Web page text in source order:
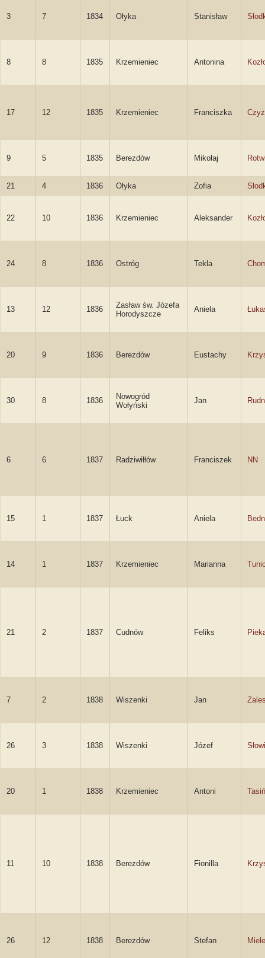
3 7 1834 Ołyka Stanisław
8 8 1835 Krzemieniec Antonina
17 12 1835 Krzemieniec Franciszka
9 5 1835 Berezdów Mikołaj
21 4 1836 Ołyka Zofia
22 10 1836 Krzemieniec Aleksander
24 8 1836 Ostróg Tekla
13 12 1836
Zasław św. Józefa
Horodyszcze
Aniela
20 9 1836 Berezdów Eustachy
30 8 1836
Nowogród
Wołyński
Jan
6 6 1837 Radziwiłłów Franciszek NN
15 1 1837 Łuck Aniela
14 1 1837 Krzemieniec Marianna
21 2 1837 Cudnów Feliks
7 2 1838 Wiszenki Jan
26 3 1838 Wiszenki Józef
20 1 1838 Krzemieniec Antoni
11 10 1838 Berezdów Fionilla
26 12 1838 Berezdów Stefan